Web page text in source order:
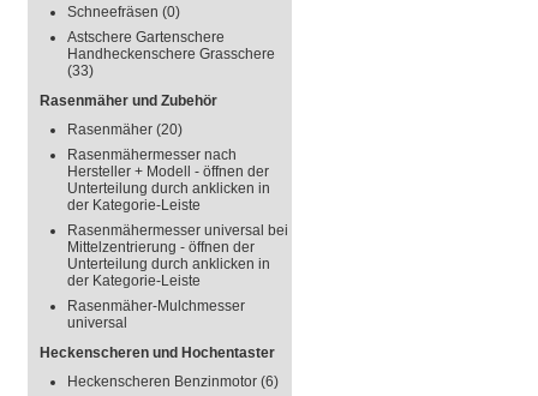
Schneefräsen (0)
Astschere Gartenschere
Handheckenschere Grasschere
(33)
Rasenmäher und Zubehör
Rasenmäher (20)
Rasenmähermesser nach
Hersteller + Modell - öffnen der
Unterteilung durch anklicken in
der Kategorie-Leiste
Rasenmähermesser universal bei
Mittelzentrierung - öffnen der
Unterteilung durch anklicken in
der Kategorie-Leiste
Rasenmäher-Mulchmesser
universal
Heckenscheren und Hochentaster
Heckenscheren Benzinmotor (6)